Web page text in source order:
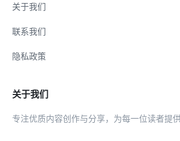
关于我们
联系我们
隐私政策
关于我们
专注优质内容创作与分享，为每一位读者提